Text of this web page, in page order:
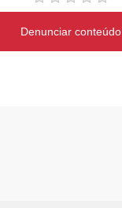
Denunciar conteúdo